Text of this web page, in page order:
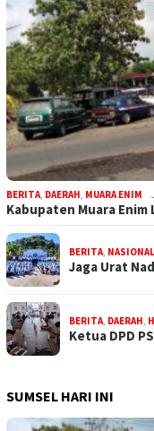
BERITA, DAERAH, MUARA ENIM
Kabupaten Muara
BERITA, NASIONAL
Jaga Urat
BERITA, DAERAH,
Ketua DPD
SUMSEL HARI INI